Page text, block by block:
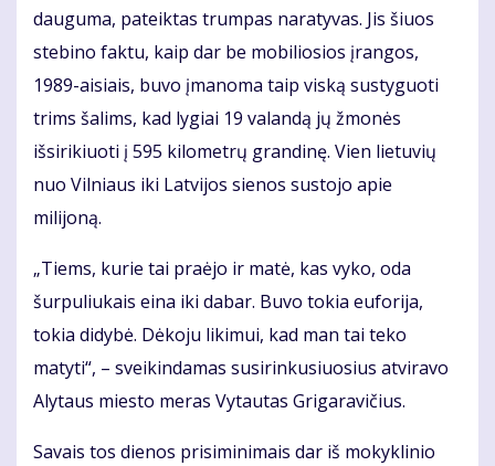
dauguma, pateiktas trumpas naratyvas. Jis šiuos
stebino faktu, kaip dar be mobiliosios įrangos,
1989-aisiais, buvo įmanoma taip viską sustyguoti
trims šalims, kad lygiai 19 valandą jų žmonės
išsirikiuoti į 595 kilometrų grandinę. Vien lietuvių
nuo Vilniaus iki Latvijos sienos sustojo apie
milijoną.
„Tiems, kurie tai praėjo ir matė, kas vyko, oda
šurpuliukais eina iki dabar. Buvo tokia euforija,
tokia didybė. Dėkoju likimui, kad man tai teko
matyti“, – sveikindamas susirinkusiuosius atviravo
Alytaus miesto meras Vytautas Grigaravičius.
Savais tos dienos prisiminimais dar iš mokyklinio